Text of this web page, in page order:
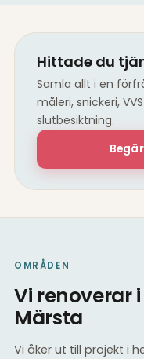
Hittade du
Samla allt i en
måleri, snickeri,
slutbesiktning.
OMRÅDEN
Vi renoverar
Märsta
Vi åker ut till projekt i